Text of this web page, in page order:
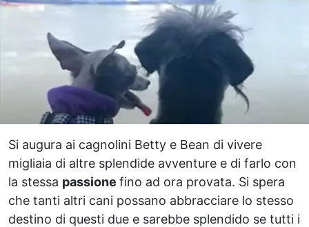
Si augura ai cagnolini Betty e Bean di vivere
migliaia di altre splendide avventure e di farlo con
la stessa passione fino ad ora provata. Si spera
che tanti altri cani possano abbracciare lo stesso
destino di questi due e sarebbe splendido se tutti i